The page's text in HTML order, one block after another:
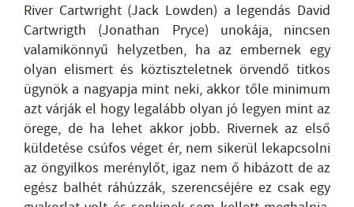
River Cartwright (Jack Lowden) a legendás David
Cartwrigth (Jonathan Pryce) unokája, nincsen
valamikönnyű helyzetben, ha az embernek egy
olyan elismert és köztiszteletnek örvendő titkos
ügynök a nagyapja mint neki, akkor tőle minimum
azt várják el hogy legalább olyan jó legyen mint az
örege, de ha lehet akkor jobb. Rivernek az első
küldetése csúfos véget ér, nem sikerül lekapcsolni
az öngyilkos merénylőt, igaz nem ő hibázott de az
egész balhét ráhúzzák, szerencséjére ez csak egy